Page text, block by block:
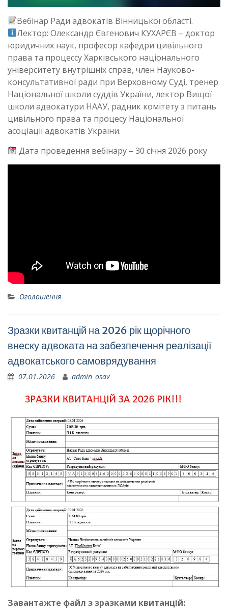
Вебінар Ради адвокатів Вінницької області.
Лектор: Олександр Євгенович КУХАРЄВ – доктор
юридичних наук, професор кафедри цивільного
права та процессу Харківського національного
університету внутрішніх справ, член Науково-
консультативної ради при Верховному Суді, тренер
Національної школи суддів України, лектор Вищої
школи адвокатури НААУ, радник комітету з питань
цивільного права та процесу Національної
асоціації адвокатів України.
Дата проведення вебінару – 30 січня 2026 року
Оголошення
Зразки квитанцій на 2026 рік щорічного
внеску адвоката на забезпечення реалізації
адвокатського самоврядування
07.01.2026 admin_osav
Завантажте файл з зразками квитанцій: